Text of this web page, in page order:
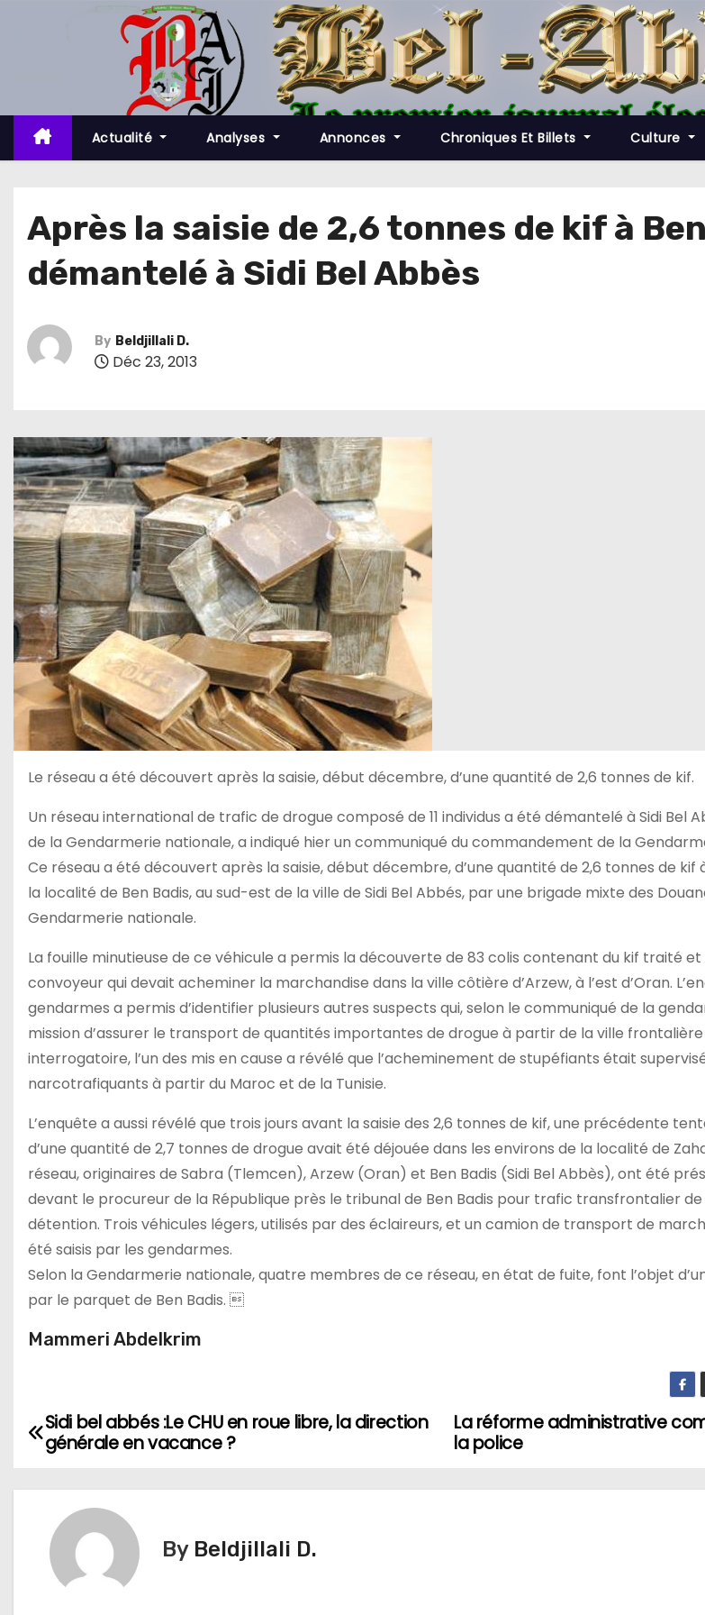
t
c
Actualité Analyses Annonces Chroniques Et Billets Culture
Après la saisie de 2,6 tonnes de kif à
démantelé à Sidi Bel Abbès
By Beldjillali D.
Déc 23, 2013
Le réseau a été découvert après la saisie, début décembre, d’une quantité de 2,6 tonnes de kif.
Un réseau international de trafic de drogue composé de 11 individus a été démantelé à Sidi Bel
de la Gendarmerie nationale, a indiqué hier un communiqué du commandement de la
Ce réseau a été découvert après la saisie, début décembre, d’une quantité de 2,6 tonnes de kif
la localité de Ben Badis, au sud-est de la ville de Sidi Bel Abbés, par une brigade mixte des
Gendarmerie nationale.
La fouille minutieuse de ce véhicule a permis la découverte de 83 colis contenant du kif traité et
convoyeur qui devait acheminer la marchandise dans la ville côtière d’Arzew, à l’est d’Oran.
gendarmes a permis d’identifier plusieurs autres suspects qui, selon le communiqué de la
mission d’assurer le transport de quantités importantes de drogue à partir de la ville frontalière
interrogatoire, l’un des mis en cause a révélé que l’acheminement de stupéfiants était
narcotrafiquants à partir du Maroc et de la Tunisie.
L’enquête a aussi révélé que trois jours avant la saisie des 2,6 tonnes de kif, une précédente
d’une quantité de 2,7 tonnes de drogue avait été déjouée dans les environs de la localité de
réseau, originaires de Sabra (Tlemcen), Arzew (Oran) et Ben Badis (Sidi Bel Abbès), ont été
devant le procureur de la République près le tribunal de Ben Badis pour trafic transfrontalier
détention. Trois véhicules légers, utilisés par des éclaireurs, et un camion de transport de
été saisis par les gendarmes.
Selon la Gendarmerie nationale, quatre membres de ce réseau, en état de fuite, font l’objet
par le parquet de Ben Badis. 
Mammeri Abdelkrim
N
La réforme administrative
la police
Sidi bel abbés :Le CHU en roue libre, la direction
générale en vacance ?
By Beldjillali D.